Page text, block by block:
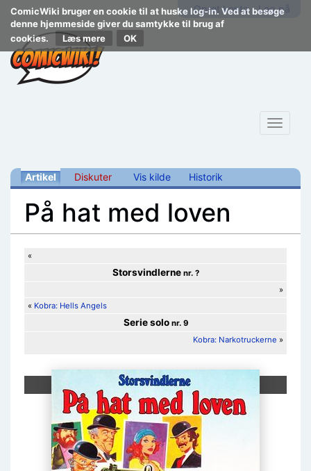
ComicWiki bruger en cookie til at huske log-in. Ved at besøge
denne hjemmeside giver du samtykke til brug af
cookies.
Læs mere
Opret konto Log på
Toggle
Artikel Diskuter Vis kilde Historik
På hat med loven
«
Storsvindlernenr. ?
»
« Kobra: Hells Angels
Serie solonr. 9
Kobra: Narkotruckerne »